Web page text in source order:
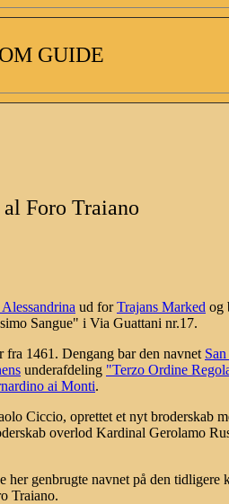
GUIDE
Foro Traiano
ud forTrajans Marked og
Sangue" i Via Guattani nr.17.
1461. Dengang bar den navnet
underafdeling "Terzo Ordine
ai Monti.
Ciccio, oprettet et nyt broderskab
overlod Kardinal Gerolamo
her genbrugte navnet på den tidligere
Traiano.